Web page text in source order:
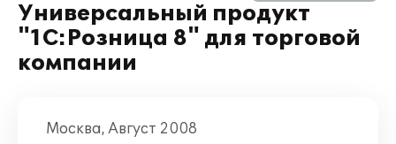
Универсальный продукт
"1С:Розница 8" для торговой
компании
Москва, Август 2008